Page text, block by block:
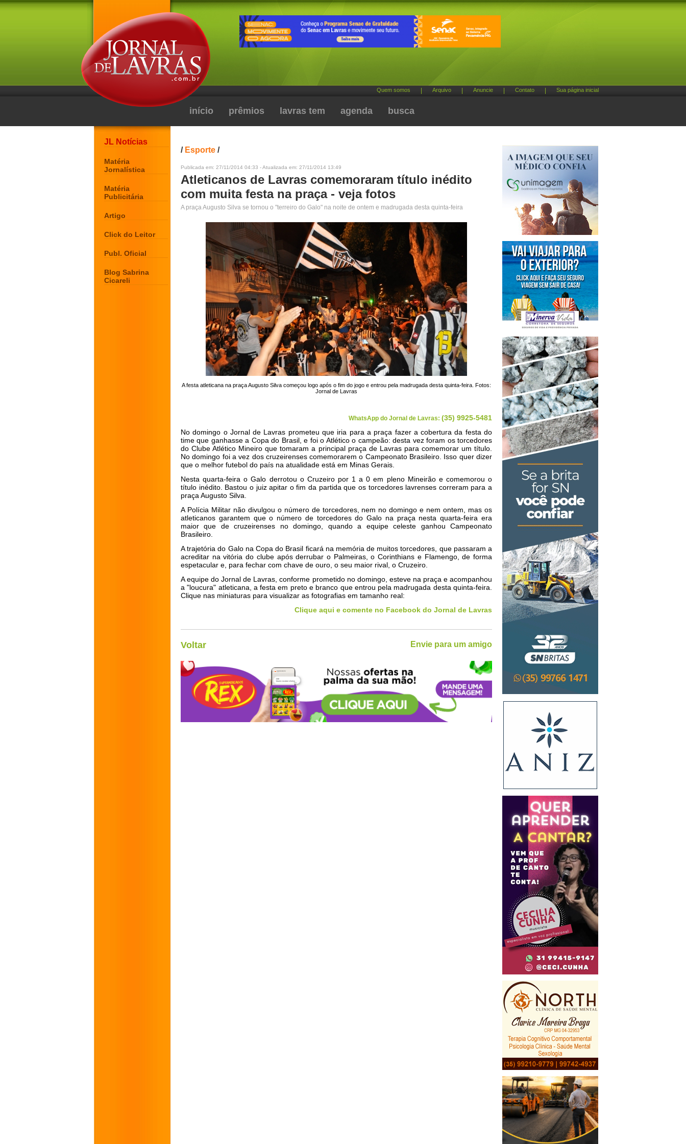
Quem somos Arquivo Anuncie Contato Sua página inicial
início prêmios lavras tem agenda busca
JL Notícias
Matéria
Jornalística
Matéria
Publicitária
Artigo
Click do Leitor
Publ. Oficial
Blog Sabrina
Cicareli
/ Esporte /
Publicada em: 27/11/2014 04:33 - Atualizada em: 27/11/2014 13:49
Atleticanos de Lavras comemoraram título inédito
com muita festa na praça - veja fotos
A praça Augusto Silva se tornou o "terreiro do Galo" na noite de ontem e madrugada desta quinta-feira
A festa atleticana na praça Augusto Silva começou logo após o fim do jogo e entrou pela madrugada desta quinta-feira. Fotos:
Jornal de Lavras
WhatsApp do Jornal de Lavras: (35) 9925-5481
No domingo o Jornal de Lavras prometeu que iria para a praça fazer a cobertura da festa do
time que ganhasse a Copa do Brasil, e foi o Atlético o campeão: desta vez foram os torcedores
do Clube Atlético Mineiro que tomaram a principal praça de Lavras para comemorar um título.
No domingo foi a vez dos cruzeirenses comemorarem o Campeonato Brasileiro. Isso quer dizer
que o melhor futebol do país na atualidade está em Minas Gerais.
Nesta quarta-feira o Galo derrotou o Cruzeiro por 1 a 0 em pleno Mineirão e comemorou o
título inédito. Bastou o juiz apitar o fim da partida que os torcedores lavrenses correram para a
praça Augusto Silva.
A Polícia Militar não divulgou o número de torcedores, nem no domingo e nem ontem, mas os
atleticanos garantem que o número de torcedores do Galo na praça nesta quarta-feira era
maior que de cruzeirenses no domingo, quando a equipe celeste ganhou Campeonato
Brasileiro.
A trajetória do Galo na Copa do Brasil ficará na memória de muitos torcedores, que passaram a
acreditar na vitória do clube após derrubar o Palmeiras, o Corinthians e Flamengo, de forma
espetacular e, para fechar com chave de ouro, o seu maior rival, o Cruzeiro.
A equipe do Jornal de Lavras, conforme prometido no domingo, esteve na praça e acompanhou
a "loucura" atleticana, a festa em preto e branco que entrou pela madrugada desta quinta-feira.
Clique nas miniaturas para visualizar as fotografias em tamanho real:
Clique aqui e comente no Facebook do Jornal de Lavras
Voltar Envie para um amigo